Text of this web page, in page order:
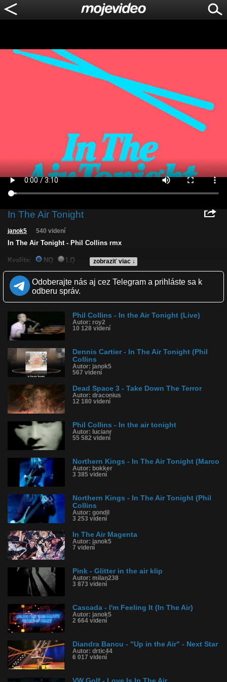
In The Air Tonight
zobraziť viac ↓
janok5 540 videní
In The Air Tonight - Phil Collins rmx
Kvalita: NQ
LQ
Páči sa: 0% (0 hlasov)
Obľúbené: 0
Komentárov: 0
Dľžka: 3:10
Tagy: in the air tonight
História sledovanosti videa:
Odoberajte nás aj cez Telegram a prihláste sa k
odberu správ.
Phil Collins - In the Air Tonight (Live)
Autor: roy2
10 128 videní
Dennis Cartier - In The Air Tonight (Phil
Collins
Autor: janok5
567 videní
Dead Space 3 - Take Down The Terror
Autor: draconius
12 180 videní
Phil Collins - In the air tonight
Autor: lucianr
55 582 videní
Northern Kings - In The Air Tonight (Marco
Autor: bokker
3 385 videní
Northern Kings - In The Air Tonight (Phil
Collins
Autor: gondil
3 253 videní
In The Air Magenta
Autor: janok5
7 videní
Pink - Glitter in the air klip
Autor: milan238
3 873 videní
Cascada - I'm Feeling It (In The Air)
Autor: janok5
2 664 videní
Diandra Bancu - "Up in the Air" - Next Star
Autor: drtic44
6 017 videní